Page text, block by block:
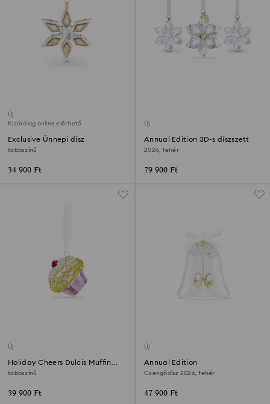
Új
Kizárólag online elérhető
Exclusive Ünnepi dísz
többszínű
34 900 Ft
Új
Annual Edition 3D-s díszszett
2026, fehér
79 900 Ft
Új
Holiday Cheers Dulcis Muffin
dísz
többszínű
39 900 Ft
Új
Annual Edition
Csengődísz 2026, fehér
47 900 Ft